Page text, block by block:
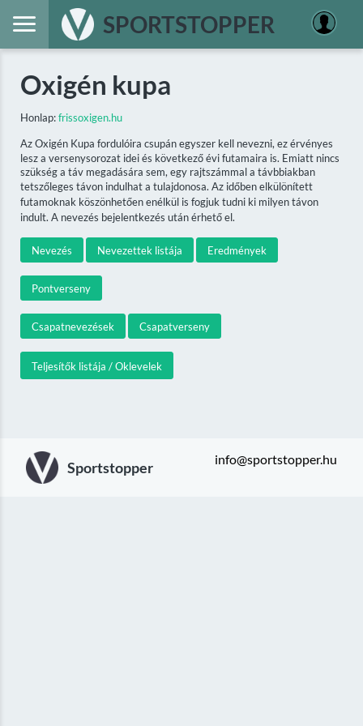
SPORTSTOPPER
Oxigén kupa
Honlap:frissoxigen.hu
Az Oxigén Kupa fordulóira csupán egyszer kell nevezni, ez érvényes
lesz a versenysorozat idei és következő évi futamaira is. Emiatt nincs
szükség a táv megadására sem, egy rajtszámmal a távbbiakban
tetszőleges távon indulhat a tulajdonosa. Az időben elkülönített
futamoknak köszönhetően enélkül is fogjuk tudni ki milyen távon
indult. A nevezés bejelentkezés után érhető el.
Nevezés Nevezettek listája Eredmények
Pontverseny
Csapatnevezések Csapatverseny
Teljesítők listája / Oklevelek
Sportstopper info@sportstopper.hu